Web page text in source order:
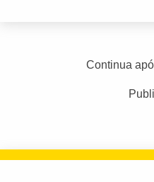
Continua